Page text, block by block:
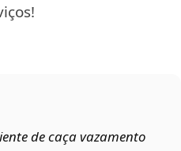
de caça vazamento